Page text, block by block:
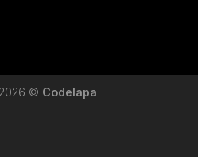
© Codelapa